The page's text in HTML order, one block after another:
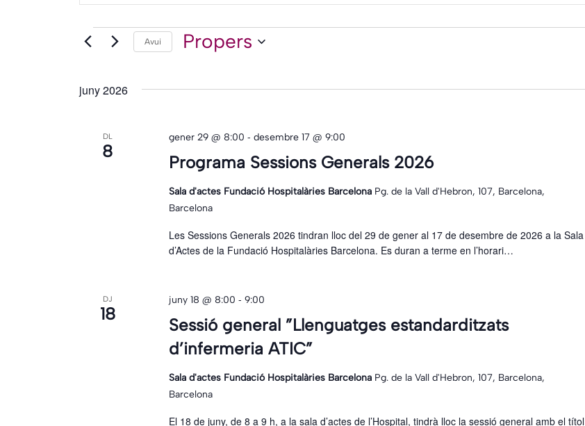
cerca
d'Esdeveniments
clau.
Cerqueu
paraula
Esdeveniments
Avui Propers
Selecciona
juny 2026
DL
8
Programa Sessions Generals 2026
gener 29 @ 8:00 -desembre 17 @ 9:00
Sala d'actes Fundació Hospitalàries Barcelona Pg. de la Vall d'Hebron, 107, Barcelona,
Barcelona
Les Sessions Generals 2026 tindran lloc del 29 de gener al 17 de desembre de 2026 a la Sala
d’Actes de la Fundació Hospitalàries Barcelona. Es duran a terme en l’horari…
DJ
18
Sessió general ”Llenguatges estandarditzats
d’infermeria ATIC”
juny 18 @ 8:00 -9:00
Sala d'actes Fundació Hospitalàries Barcelona Pg. de la Vall d'Hebron, 107, Barcelona,
Barcelona
El 18 de juny, de 8 a 9 h, a la sala d’actes de l’Hospital, tindrà lloc la sessió general amb el títol